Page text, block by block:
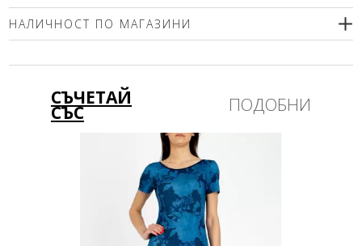
НАЛИЧНОСТ ПО МАГАЗИНИ
СЪЧЕТАЙ
СЪС ПОДОБНИ